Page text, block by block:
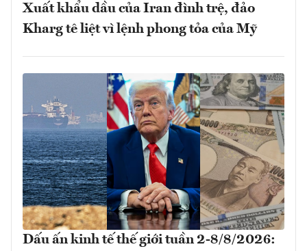
Xuất khẩu dầu của Iran đình trệ, đảo
Kharg tê liệt vì lệnh phong tỏa của Mỹ
Dấu ấn kinh tế thế giới tuần 2-8/8/2026: